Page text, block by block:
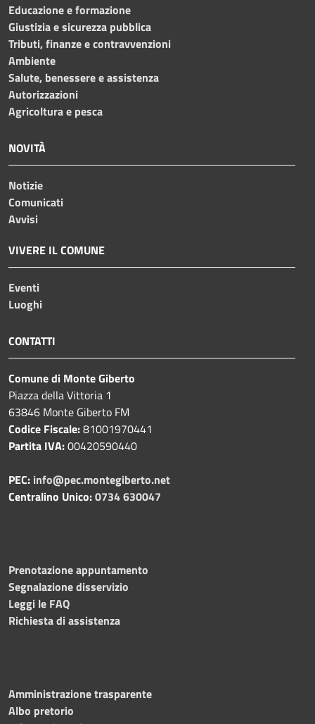
Educazione e formazione
Giustizia e sicurezza pubblica
Tributi, finanze e contravvenzioni
Ambiente
Salute, benessere e assistenza
Autorizzazioni
Agricoltura e pesca
NOVITÀ
Notizie
Comunicati
Avvisi
VIVERE IL COMUNE
Eventi
Luoghi
CONTATTI
Comune di Monte Giberto
Piazza della Vittoria 1
63846 Monte Giberto FM
Codice Fiscale:81001970441
Partita IVA:00420590440
PEC: info@pec.montegiberto.net
Centralino Unico:0734 630047
Prenotazione appuntamento
Segnalazione disservizio
Leggi le FAQ
Richiesta di assistenza
Amministrazione trasparente
Albo pretorio